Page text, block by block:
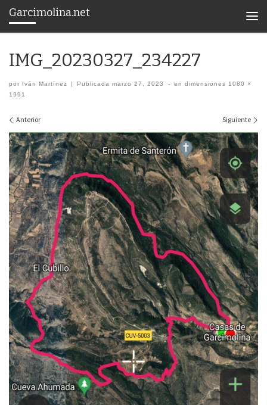
Saltar al contenido
Garcimolina.net
IMG_20230327_234227
por Iván Martínez | Publicadamarzo 27, 2023 - en dimensiones 1080 ×
1991
Navegación de imágenes
Anterior Siguiente